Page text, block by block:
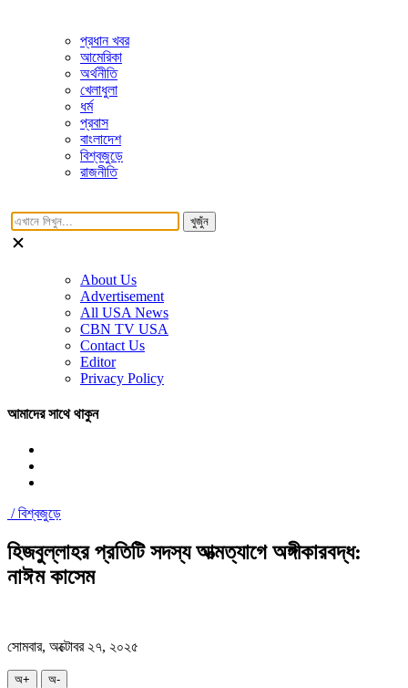
প্রধান খবর
আমেরিকা
অর্থনীতি
খেলাধুলা
ধর্ম
প্রবাস
বাংলাদেশ
বিশ্বজুড়ে
রাজনীতি
খুজুঁন
About Us
Advertisement
All USA News
CBN TV USA
Contact Us
Editor
Privacy Policy
আমাদের সাথে থাকুন
/বিশ্বজুড়ে
হিজবুল্লাহর প্রতিটি সদস্য আত্মত্যাগে অঙ্গীকারবদ্ধ:
নাঈম কাসেম
সোমবার, অক্টোবর ২৭, ২০২৫
অ+ অ-